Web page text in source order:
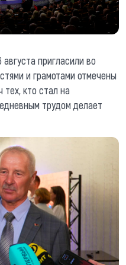
пригласили во
и грамотами отмечены
тех, кто стал на
трудом делает